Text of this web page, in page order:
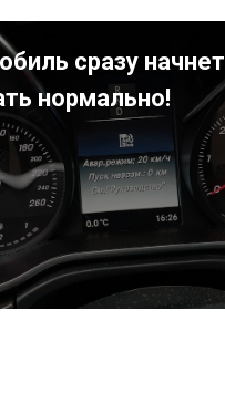
сразу начнет
нормально!